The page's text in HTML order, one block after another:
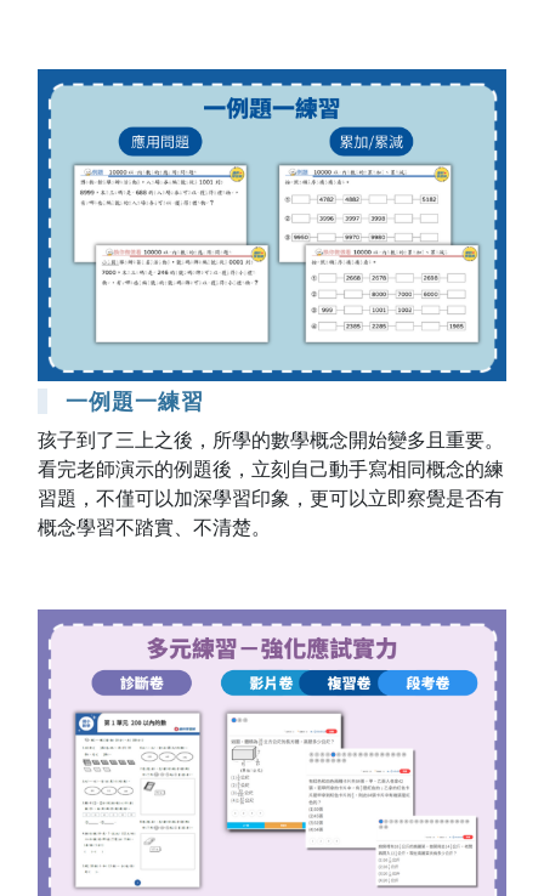
一例題一練習
孩子到了三上之後，所學的數學概念開始變多且重要。
看完老師演示的例題後，立刻自己動手寫相同概念的練
習題，不僅可以加深學習印象，更可以立即察覺是否有
概念學習不踏實、不清楚。